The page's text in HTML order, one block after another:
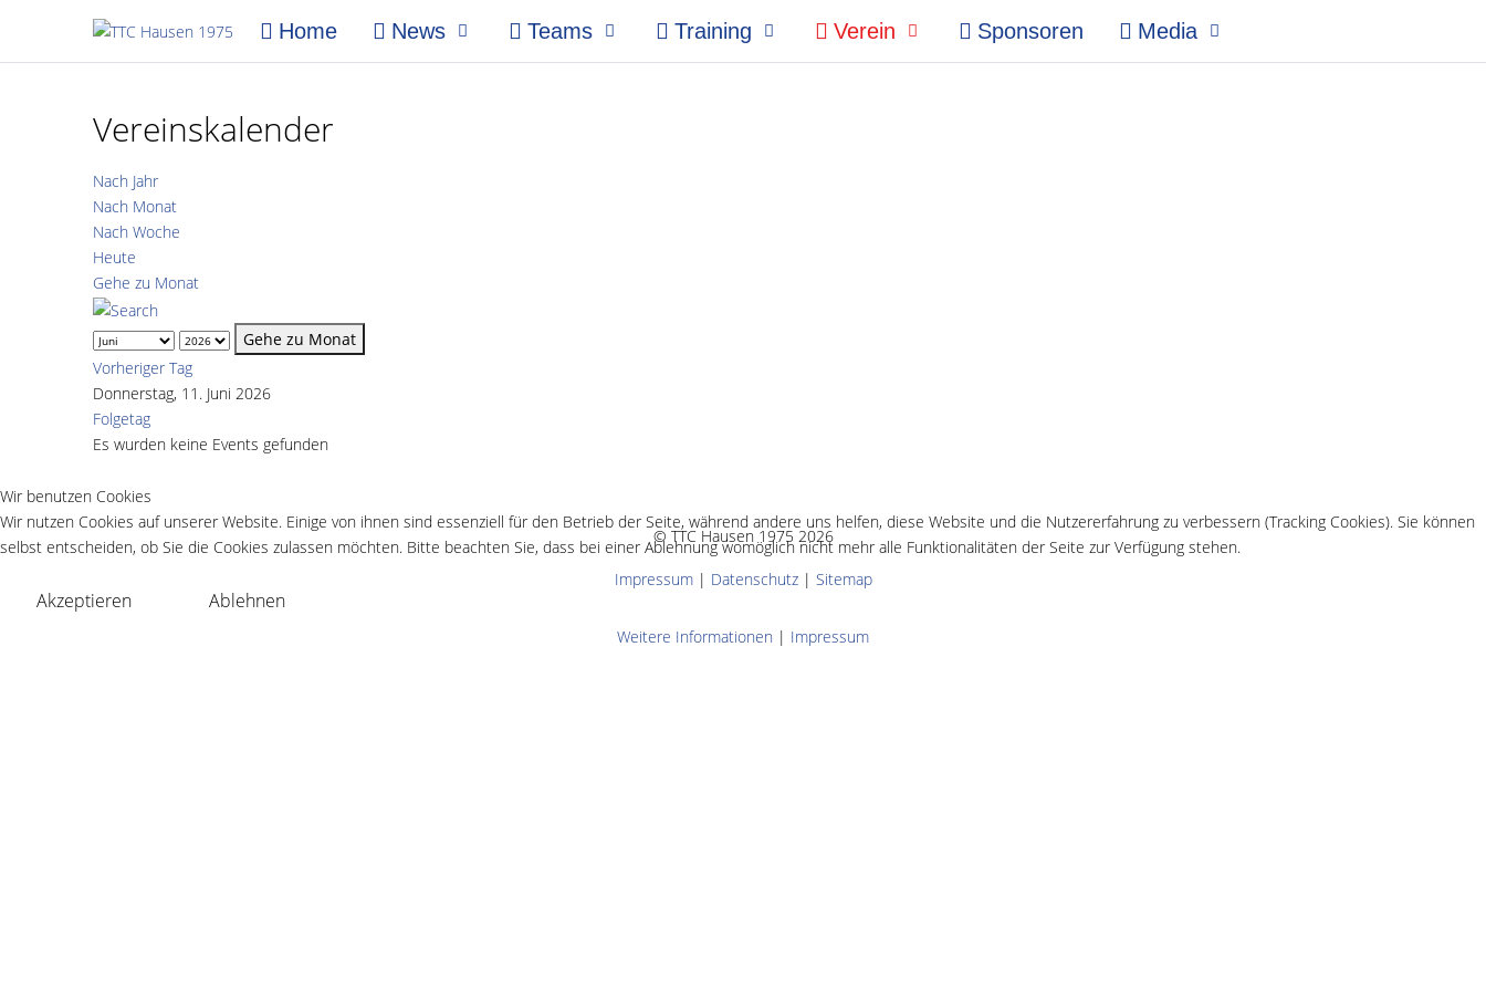
Home News Teams Training Verein Sponsoren Media
Vereinskalender
Nach Jahr
Nach Monat
Nach Woche
Heute
Gehe zu Monat
Gehe zu Monat
Vorheriger Tag
Donnerstag, 11. Juni 2026
Folgetag
Es wurden keine Events gefunden
© TTC Hausen 1975 2026
Impressum | Datenschutz | Sitemap
Wir benutzen Cookies
Wir nutzen Cookies auf unserer Website. Einige von ihnen sind essenziell für den Betrieb der Seite, während andere uns helfen, diese Website und die Nutzererfahrung zu verbessern (Tracking Cookies). Sie können
selbst entscheiden, ob Sie die Cookies zulassen möchten. Bitte beachten Sie, dass bei einer Ablehnung womöglich nicht mehr alle Funktionalitäten der Seite zur Verfügung stehen.
Akzeptieren Ablehnen
Weitere Informationen | Impressum